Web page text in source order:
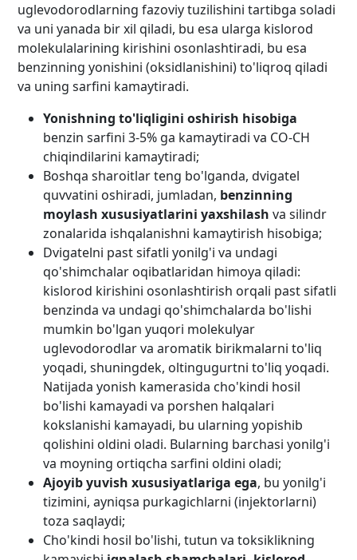
uglevodorodlarning fazoviy tuzilishini tartibga soladi
va uni yanada bir xil qiladi, bu esa ularga kislorod
molekulalarining kirishini osonlashtiradi, bu esa
benzinning yonishini (oksidlanishini) to'liqroq qiladi
va uning sarfini kamaytiradi.
Yonishning to'liqligini oshirish hisobiga
benzin sarfini 3-5% ga kamaytiradi va CO-CH
chiqindilarini kamaytiradi;
Boshqa sharoitlar teng bo'lganda, dvigatel
quvvatini oshiradi, jumladan, benzinning
moylash xususiyatlarini yaxshilash va silindr
zonalarida ishqalanishni kamaytirish hisobiga;
Dvigatelni past sifatli yonilg'i va undagi
qo'shimchalar oqibatlaridan himoya qiladi:
kislorod kirishini osonlashtirish orqali past sifatli
benzinda va undagi qo'shimchalarda bo'lishi
mumkin bo'lgan yuqori molekulyar
uglevodorodlar va aromatik birikmalarni to'liq
yoqadi, shuningdek, oltingugurtni to'liq yoqadi.
Natijada yonish kamerasida cho'kindi hosil
bo'lishi kamayadi va porshen halqalari
kokslanishi kamayadi, bu ularning yopishib
qolishini oldini oladi. Bularning barchasi yonilg'i
va moyning ortiqcha sarfini oldini oladi;
Ajoyib yuvish xususiyatlariga ega, bu yonilg'i
tizimini, ayniqsa purkagichlarni (injektorlarni)
toza saqlaydi;
Cho'kindi hosil bo'lishi, tutun va toksiklikning